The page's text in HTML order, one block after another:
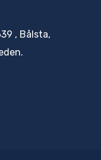
, Bålsta,